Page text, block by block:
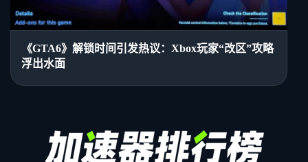
《GTA6》解锁时间引发热议：Xbox玩家“改区”攻略
浮出水面